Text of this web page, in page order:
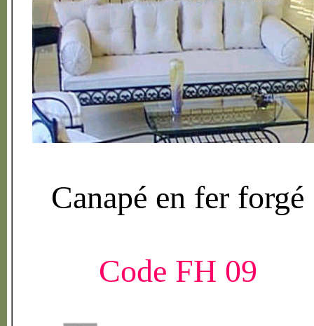
Canapé en fer forgé
Code FH 09